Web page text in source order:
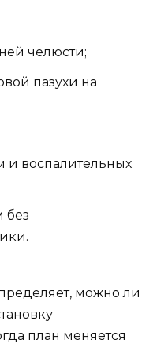
челюсти;
пазухи на
и воспалительных
без
можно ли
план меняется